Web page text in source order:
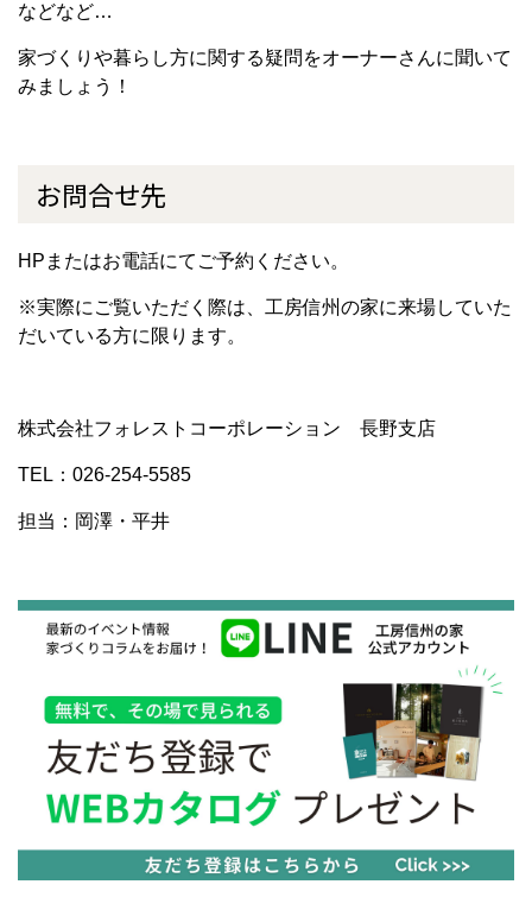
などなど…
家づくりや暮らし方に関する疑問をオーナーさんに聞いて
みましょう！
お問合せ先
HPまたはお電話にてご予約ください。
※実際にご覧いただく際は、工房信州の家に来場していた
だいている方に限ります。
株式会社フォレストコーポレーション 長野支店
TEL：026-254-5585
担当：岡澤・平井